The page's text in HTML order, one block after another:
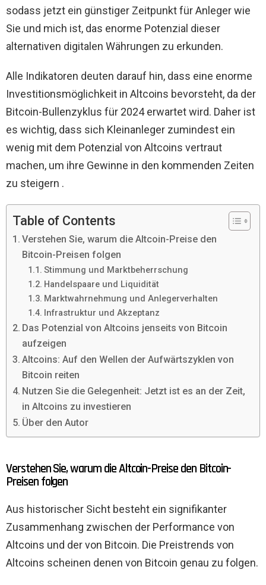
sodass jetzt ein günstiger Zeitpunkt für Anleger wie
Sie und mich ist, das enorme Potenzial dieser
alternativen digitalen Währungen zu erkunden.
Alle Indikatoren deuten darauf hin, dass eine enorme
Investitionsmöglichkeit in Altcoins bevorsteht, da der
Bitcoin-Bullenzyklus für 2024 erwartet wird. Daher ist
es wichtig, dass sich Kleinanleger zumindest ein
wenig mit dem Potenzial von Altcoins vertraut
machen, um ihre Gewinne in den kommenden Zeiten
zu steigern .
Table of Contents
Verstehen Sie, warum die Altcoin-Preise den
Bitcoin-Preisen folgen
Stimmung und Marktbeherrschung
Handelspaare und Liquidität
Marktwahrnehmung und Anlegerverhalten
Infrastruktur und Akzeptanz
Das Potenzial von Altcoins jenseits von Bitcoin
aufzeigen
Altcoins: Auf den Wellen der Aufwärtszyklen von
Bitcoin reiten
Nutzen Sie die Gelegenheit: Jetzt ist es an der Zeit,
in Altcoins zu investieren
Über den Autor
Verstehen Sie, warum die Altcoin-Preise den Bitcoin-
Preisen folgen
Aus historischer Sicht besteht ein signifikanter
Zusammenhang zwischen der Performance von
Altcoins und der von Bitcoin. Die Preistrends von
Altcoins scheinen denen von Bitcoin genau zu folgen.